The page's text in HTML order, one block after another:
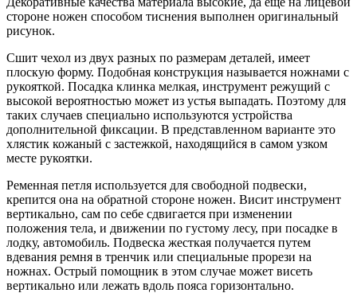
стороне ножен способом тиснения выполнен оригинальный
рисунок.
Сшит чехол из двух разных по размерам деталей, имеет
плоскую форму. Подобная конструкция называется ножнами с
рукояткой. Посадка клинка мелкая, инструмент режущий с
высокой вероятностью может из устья выпадать. Поэтому для
таких случаев специально используются устройства
дополнительной фиксации. В представленном варианте это
хлястик кожаный с застежкой, находящийся в самом узком
месте рукоятки.
Ременная петля используется для свободной подвески,
крепится она на обратной стороне ножен. Висит инструмент
вертикально, сам по себе сдвигается при изменении
положения тела, и движении по густому лесу, при посадке в
лодку, автомобиль. Подвеска жесткая получается путем
вдевания ремня в тренчик или специальные прорези на
ножнах. Острый помощник в этом случае может висеть
вертикально или лежать вдоль пояса горизонтально.